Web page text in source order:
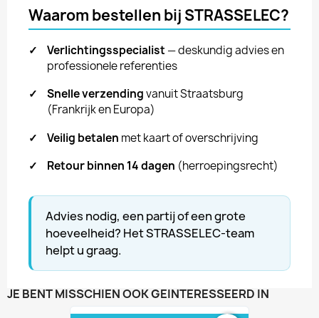
Waarom bestellen bij STRASSELEC?
✓ Verlichtingsspecialist — deskundig advies en
professionele referenties
✓
Snelle verzendingvanuit Straatsburg
(Frankrijk en Europa)
✓
Veilig betalen met kaart of overschrijving
✓
Retour binnen 14 dagen (herroepingsrecht)
Advies nodig, een partij of een grote
hoeveelheid? Het STRASSELEC-team
helpt u graag.
JE BENT MISSCHIEN OOK GEÏNTERESSEERD IN